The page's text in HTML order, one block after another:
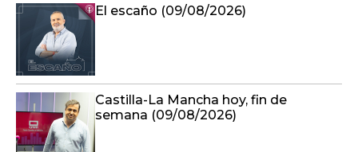
El escaño (09/08/2026)
Castilla-La Mancha hoy, fin de
semana (09/08/2026)